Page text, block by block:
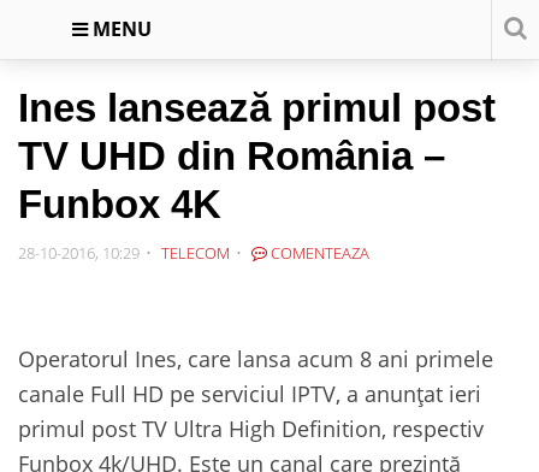
MENU
Ines lansează primul post
TV UHD din România –
Funbox 4K
28-10-2016, 10:29 TELECOM COMENTEAZA
Operatorul Ines, care lansa acum 8 ani primele
canale Full HD pe serviciul IPTV, a anunțat ieri
primul post TV Ultra High Definition, respectiv
Funbox 4k/UHD. Este un canal care prezintă